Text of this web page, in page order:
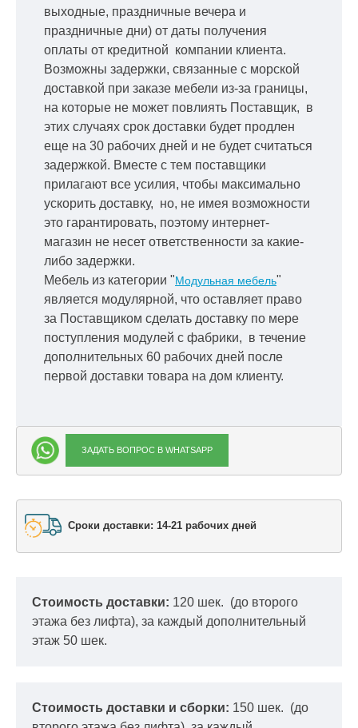
выходные, праздничные вечера и
праздничные дни) от даты получения
оплаты от кредитной компании клиента.
Возможны задержки, связанные с морской
доставкой при заказе мебели из-за границы,
на которые не может повлиять Поставщик, в
этих случаях срок доставки будет продлен
еще на 30 рабочих дней и не будет считаться
задержкой. Вместе с тем поставщики
прилагают все усилия, чтобы максимально
ускорить доставку, но, не имея возможности
это гарантировать, поэтому интернет-
магазин не несет ответственности за какие-
либо задержки.
Мебель из категории "Модульная мебель"
является модулярной, что оставляет право
за Поставщиком сделать доставку по мере
поступления модулей с фабрики, в течение
дополнительных 60 рабочих дней после
первой доставки товара на дом клиенту.
ЗАДАТЬ ВОПРОС В WHATSAPP
Сроки доставки: 14-21 рабочих дней
Стоимость доставки: 120 шек. (до второго
этажа без лифта), за каждый дополнительный
этаж 50 шек.
Стоимость доставки и сборки: 150 шек. (до